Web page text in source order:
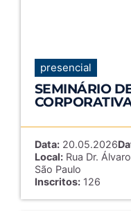
presencial
SEMINÁRIO
Data:20.05.2026
Local:Rua Dr.
São Paulo
Inscritos:126